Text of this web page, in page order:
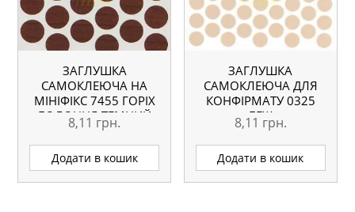
ЗАГЛУШКА
САМОКЛЕЮЧА НА
МІНІФІКС 7455 ГОРІХ
БОЛОННЯ ТЕМНИЙ
8,11 грн.
Додати в кошик
ЗАГЛУШКА
САМОКЛЕЮЧА ДЛЯ
КОНФІРМАТУ 0325
БЕЖ
8,11 грн.
Додати в кошик